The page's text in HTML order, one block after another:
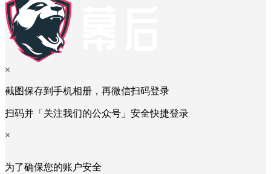
×
截图保存到手机相册，再微信扫码登录
扫码并「关注我们的公众号」安全快捷登录
×
为了确保您的账户安全